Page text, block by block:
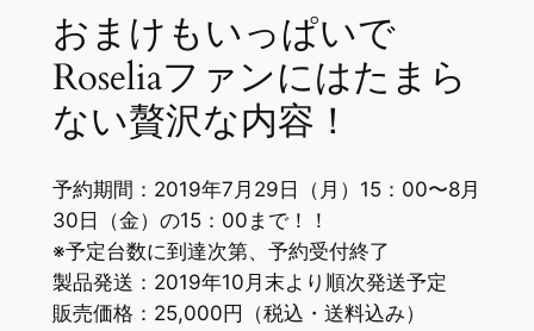
おまけもいっぱいで
Roseliaファンにはたまら
ない贅沢な内容！
予約期間：2019年7月29日（月）15：00〜8月
30日（金）の15：00まで！！
※予定台数に到達次第、予約受付終了
製品発送：2019年10月末より順次発送予定
販売価格：25,000円（税込・送料込み）